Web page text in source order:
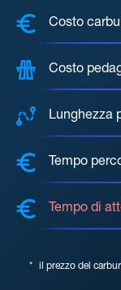
COSTI,
Costo
Costo
Lunghezza
Tempo
Tempo di
* il prezzo del